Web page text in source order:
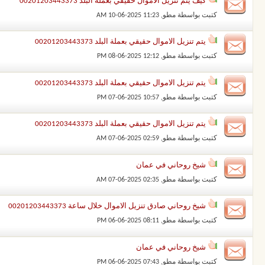
كتبت بواسطة مطو‏, 10-06-2025 11:23 AM
يتم تنزيل الاموال حقيقي بعملة البلد 00201203443373
كتبت بواسطة مطو‏, 08-06-2025 12:12 PM
يتم تنزيل الاموال حقيقي بعملة البلد 00201203443373
كتبت بواسطة مطو‏, 07-06-2025 10:57 PM
يتم تنزيل الاموال حقيقي بعملة البلد 00201203443373
كتبت بواسطة مطو‏, 07-06-2025 02:59 AM
شيخ روحاني في عمان
كتبت بواسطة مطو‏, 07-06-2025 02:35 AM
شيخ روحاني صادق تنزيل الاموال خلال ساعة 00201203443373
كتبت بواسطة مطو‏, 06-06-2025 08:11 PM
شيخ روحاني في عمان
كتبت بواسطة مطو‏, 06-06-2025 07:43 PM